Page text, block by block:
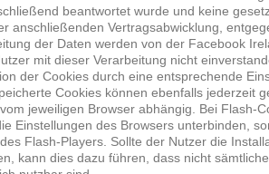
beantwortet wurde und keine
anschließenden Vertragsabwicklung,
der Daten werden von der Facebook
mit dieser Verarbeitung nicht
der Cookies durch eine entsprechende
Cookies können ebenfalls jederzeit
jeweiligen Browser abhängig. Bei Flash-
Einstellungen des Browsers unterbinden,
Flash-Players. Sollte der Nutzer die
kann dies dazu führen, dass nicht